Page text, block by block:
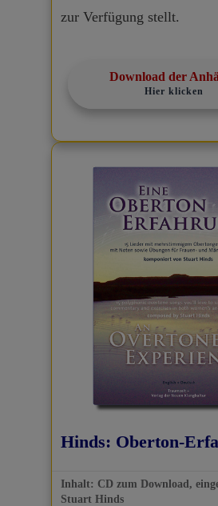
zur Verfügung stellt.
Download der
Hier klicken
Hinds: Oberton-
Inhalt: CD zum Download,
Stuart Hinds